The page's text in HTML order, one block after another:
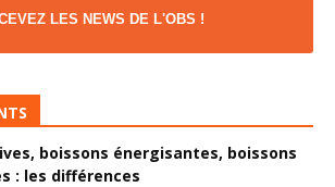
LES NEWS DE L'OBS !
boissons énergisantes, boissons
: les différences